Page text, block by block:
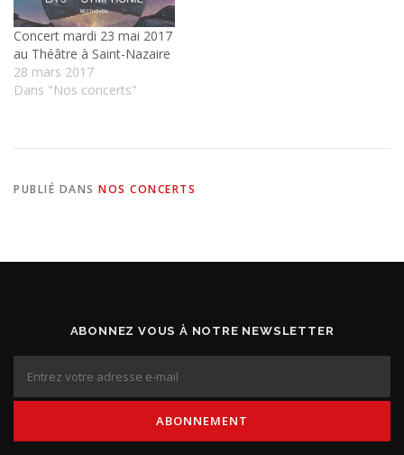
Concert mardi 23 mai 2017
au Théâtre à Saint-Nazaire
28 mars 2017
Dans "Nos concerts"
PUBLIÉ DANS NOS CONCERTS
ABONNEZ VOUS À NOTRE NEWSLETTER